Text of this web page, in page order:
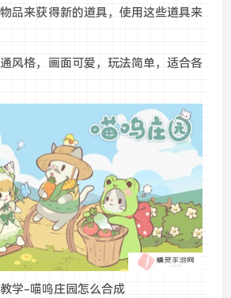
品来获得新的道具，使用这些道具来
风格，画面可爱，玩法简单，适合各
学-喵呜庄园怎么合成